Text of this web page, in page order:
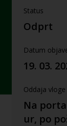
Status
Odprt
Datum
19. 03.
Oddaja vloge
Na
ur, po